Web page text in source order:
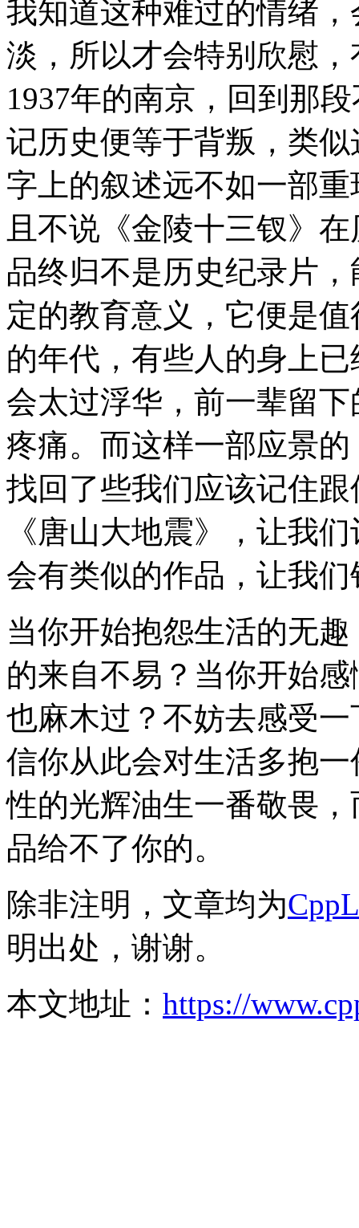
我知道这种难过的情绪
淡，所以才会特别欣慰
1937年的南京，回到那
记历史便等于背叛，类
字上的叙述远不如一部
且不说《金陵十三钗》
品终归不是历史纪录片
定的教育意义，它便是
的年代，有些人的身上
会太过浮华，前一辈留
疼痛。而这样一部应景
找回了些我们应该记住
《唐山大地震》，让我
会有类似的作品，让我
当你开始抱怨生活的无
的来自不易？当你开始
也麻木过？不妨去感受
信你从此会对生活多抱
性的光辉油生一番敬畏
品给不了你的。
除非注明，文章均为
明出处，谢谢。
本文地址： https://